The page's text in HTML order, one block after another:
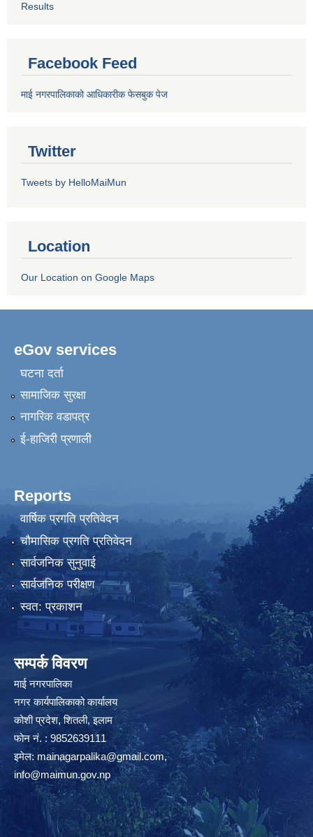
Results
Facebook Feed
माई नगरपालिकाको आधिकारीक फेसबुक पेज
Twitter
Tweets by HelloMaiMun
Location
Our Location on Google Maps
eGov services
घटना दर्ता
सामाजिक सुरक्षा
नागरिक वडापत्र
ई-हाजिरी प्रणाली
Reports
वार्षिक प्रगति प्रतिवेदन
चौमासिक प्रगति प्रतिवेदन
सार्वजनिक सुनुवाई
सार्वजनिक परीक्षण
स्वत: प्रकाशन
सम्पर्क विवरण
माई नगरपालिका
नगर कार्यपालिकाको कार्यालय
कोशी प्रदेश, शितली, इलाम
फोन नं. : 9852639111
इमेल:mainagarpalika@gmail.com,
info@maimun.gov.np